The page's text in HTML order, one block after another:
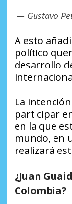
— Gustavo
A esto
político
desarrollo
La
participar
en la que
mundo, en
realizará
¿Juan
Colombia?